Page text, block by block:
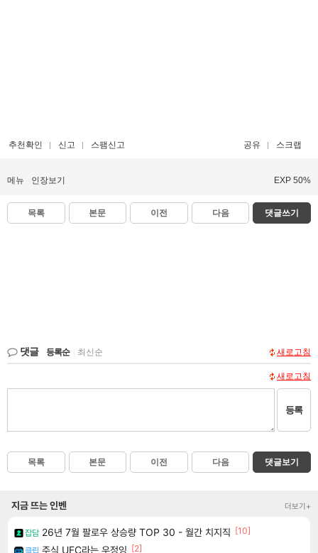
추천확인 신고 스팸신고 공유 스크랩
메뉴 인장보기 EXP 50%
목록 본문 이전 다음 댓글쓰기
댓글 등록순 최신순 새로고침
새로고침
등록
목록 본문 이전 다음 댓글보기
지금 뜨는 인벤 더보기+
잡담 26년 7월 팔로우 상승량 TOP 30 - 월간 치지직 [10]
클립 주식 UFC라는 우정잉 [2]